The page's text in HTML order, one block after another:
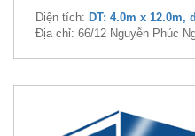
Diện tích: DT: 4.0m x 12.0m,
Địa chỉ: 66/12 Nguyễn Phúc